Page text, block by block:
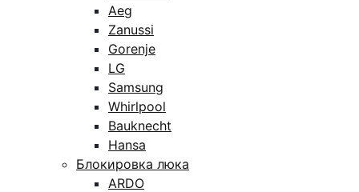
Aeg
Zanussi
Gorenje
LG
Samsung
Whirlpool
Bauknecht
Hansa
Блокировка люка
ARDO